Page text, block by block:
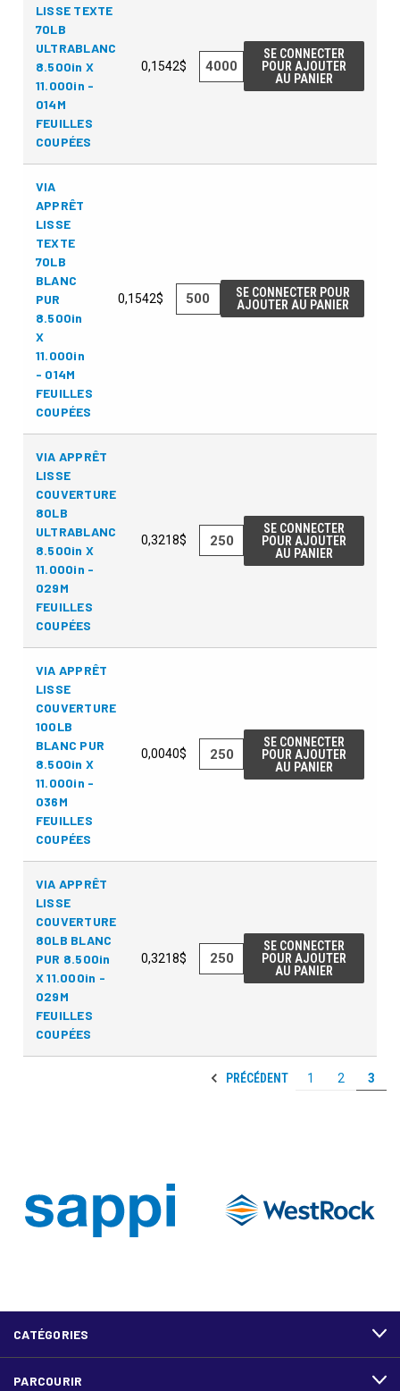
LISSE TEXTE
70LB
ULTRABLANC
8.500in X
11.000in -
014M
FEUILLES
COUPÉES
0,1542$
SE CONNECTER
POUR AJOUTER
AU PANIER
VIA
APPRÊT
LISSE
TEXTE
70LB
BLANC
PUR
8.500in
X
11.000in
- 014M
FEUILLES
COUPÉES
0,1542$
SE CONNECTER POUR
AJOUTER AU PANIER
VIA APPRÊT
LISSE
COUVERTURE
80LB
ULTRABLANC
8.500in X
11.000in -
029M
FEUILLES
COUPÉES
0,3218$
SE CONNECTER
POUR AJOUTER
AU PANIER
VIA APPRÊT
LISSE
COUVERTURE
100LB
BLANC PUR
8.500in X
11.000in -
036M
FEUILLES
COUPÉES
0,0040$
SE CONNECTER
POUR AJOUTER
AU PANIER
VIA APPRÊT
LISSE
COUVERTURE
80LB BLANC
PUR 8.500in
X 11.000in -
029M
FEUILLES
COUPÉES
0,3218$
SE CONNECTER
POUR AJOUTER
AU PANIER
PRÉCÉDENT 1 2 3
CATÉGORIES
PARCOURIR